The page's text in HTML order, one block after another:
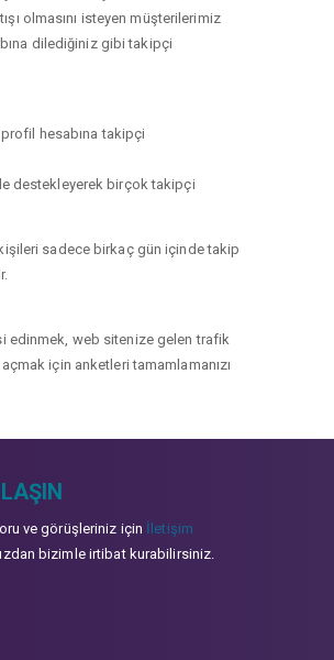
olmasını isteyen müşterilerimiz
dilediğiniz gibi takipçi
hesabına takipçi
destekleyerek birçok takipçi
sadece birkaç gün içinde takip
edinmek, web sitenize gelen trafik
için anketleri tamamlamanızı
ve görüşleriniz için İletişim
bizimle irtibat kurabilirsiniz.